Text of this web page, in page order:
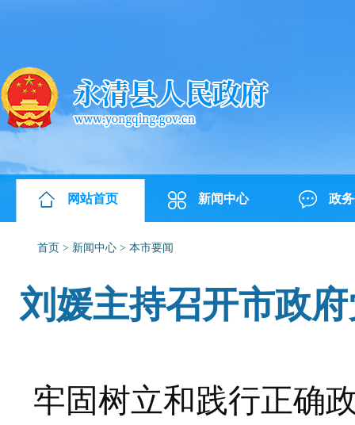
网站首页 新闻中心 政
首页 > 新闻中心 > 本市要闻
刘媛主持召开市政
牢固树立和践行正确